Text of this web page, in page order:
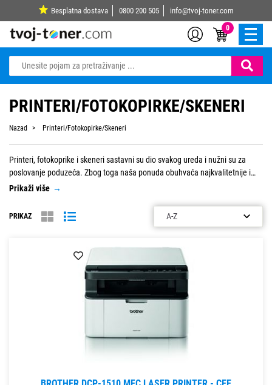
Besplatna dostava 0800 200 505 info@tvoj-toner.com
0
PRINTERI/FOTOKOPIRKE/SKENERI
Nazad Printeri/Fotokopirke/Skeneri
Printeri, fotokoprike i skeneri sastavni su dio svakog ureda i nužni su za
poslovanje poduzeća. Zbog toga naša ponuda obuhvaća najkvalitetnije i
najmodernije printere, fotokopirke i skenere. U ponudi možete pronaći
od proizvoda čine jednu sastavnu cjelinu tako da kupnjom jednog proizvoda
dobivate i printeri i skener te fotokopirku.
Prikaži više →
PRIKAZ